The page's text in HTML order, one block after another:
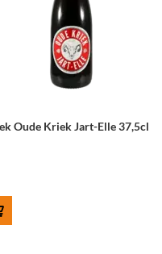
Oude Kriek Jart-Elle 37,5cl